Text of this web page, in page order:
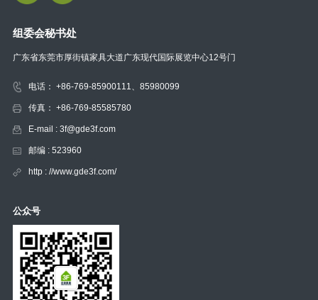
组委会秘书处
广东省东莞市厚街镇家具大道广东现代国际展览中心12号门
电话： +86-769-85900111、85980099
传真： +86-769-85585780
E-mail : 3f@gde3f.com
邮编 : 523960
http : //www.gde3f.com/
公众号